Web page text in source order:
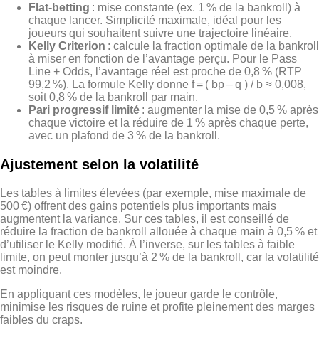
Flat‑betting : mise constante (ex. 1 % de la bankroll) à
chaque lancer. Simplicité maximale, idéal pour les
joueurs qui souhaitent suivre une trajectoire linéaire.
Kelly Criterion : calcule la fraction optimale de la bankroll
à miser en fonction de l’avantage perçu. Pour le Pass
Line + Odds, l’avantage réel est proche de 0,8 % (RTP
99,2 %). La formule Kelly donne f = ( bp – q ) / b ≈ 0,008,
soit 0,8 % de la bankroll par main.
Pari progressif limité : augmenter la mise de 0,5 % après
chaque victoire et la réduire de 1 % après chaque perte,
avec un plafond de 3 % de la bankroll.
Ajustement selon la volatilité
Les tables à limites élevées (par exemple, mise maximale de
500 €) offrent des gains potentiels plus importants mais
augmentent la variance. Sur ces tables, il est conseillé de
réduire la fraction de bankroll allouée à chaque main à 0,5 % et
d’utiliser le Kelly modifié. À l’inverse, sur les tables à faible
limite, on peut monter jusqu’à 2 % de la bankroll, car la volatilité
est moindre.
En appliquant ces modèles, le joueur garde le contrôle,
minimise les risques de ruine et profite pleinement des marges
faibles du craps.